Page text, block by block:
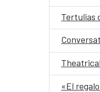
Tertulias
«El